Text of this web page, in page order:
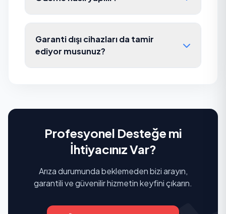
Garanti dışı cihazları da tamir
ediyor musunuz?
Profesyonel Desteğe mi
İhtiyacınız Var?
Arıza durumunda beklemeden bizi arayın,
garantili ve güvenilir hizmetin keyfini çıkarın.